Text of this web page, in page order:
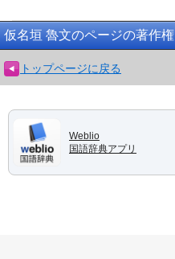
仮名垣 魯文のページの著作権
トップページに戻る
Weblio
国語辞典アプリ